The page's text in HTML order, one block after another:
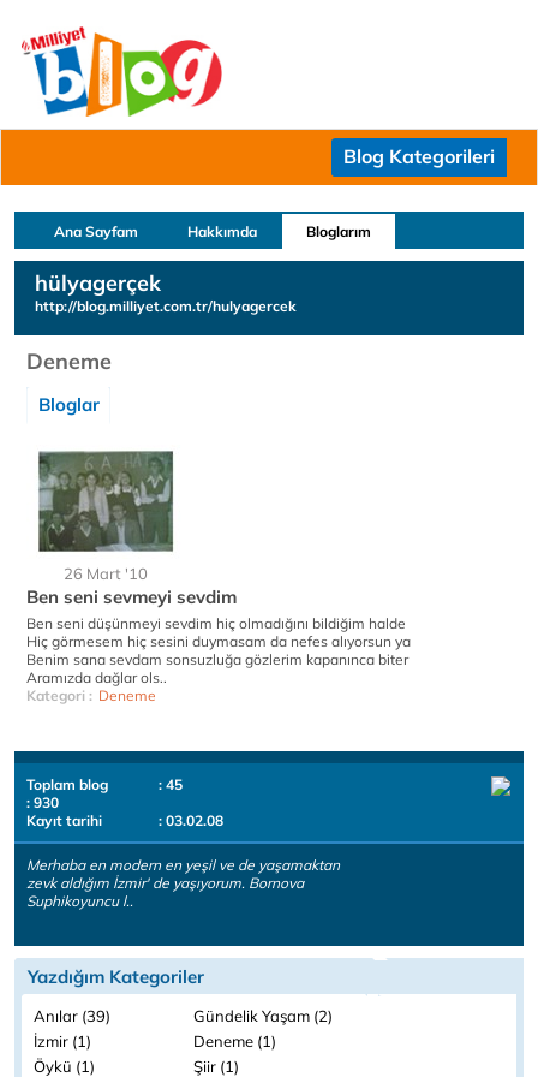
Blog Kategorileri
Ana Sayfam Hakkımda Bloglarım
hülyagerçek
http://blog.milliyet.com.tr/hulyagercek
Deneme
Bloglar
26 Mart '10
Ben seni sevmeyi sevdim
Ben seni düşünmeyi sevdim hiç olmadığını bildiğim halde
Hiç görmesem hiç sesini duymasam da nefes alıyorsun ya
Benim sana sevdam sonsuzluğa gözlerim kapanınca biter
Aramızda dağlar ols..
Kategori : Deneme
Toplam blog
: 45
: 930
Kayıt tarihi
: 03.02.08
Merhaba en modern en yeşil ve de yaşamaktan
zevk aldığım İzmir' de yaşıyorum. Bornova
Suphikoyuncu l..
Yazdığım Kategoriler
Anılar (39)
Gündelik Yaşam (2)
İzmir (1)
Deneme (1)
Öykü (1)
Şiir (1)